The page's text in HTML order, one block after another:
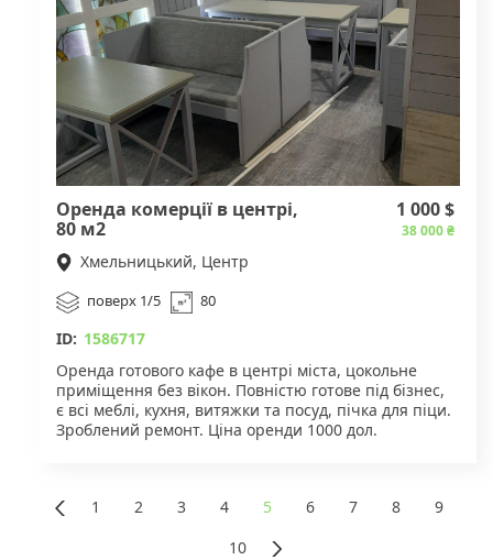
Оренда комерції в центрі,
80 м2
1 000 $
38 000 ₴
Хмельницький, Центр
поверх 1/5 80
ID: 1586717
Оренда готового кафе в центрі міста, цокольне
приміщення без вікон. Повністю готове під бізнес,
є всі меблі, кухня, витяжки та посуд, пічка для піци.
Зроблений ремонт. Ціна оренди 1000 дол.
1 2 3 4 5 6 7 8
9
10